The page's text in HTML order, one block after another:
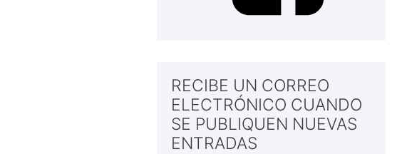
RECIBE UN CORREO
ELECTRÓNICO CUANDO
SE PUBLIQUEN NUEVAS
ENTRADAS